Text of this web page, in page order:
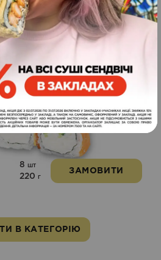
8 шт
220 г
ЗАМОВИТИ
В КАТЕГОРІЮ